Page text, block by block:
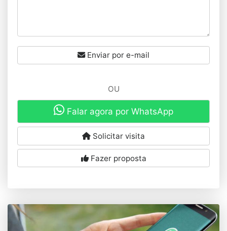
Enviar por e-mail
OU
Falar agora por WhatsApp
Solicitar visita
Fazer proposta